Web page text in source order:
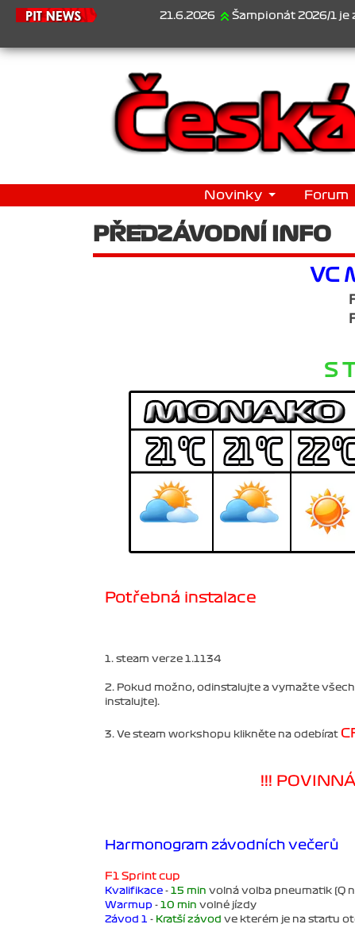
21.6.2026 Šampionát 2026/1 je za
Novinky Forum
PŘEDZÁVODNÍ INFO
VC
S
Potřebná instalace
1. steam verze 1.1134
2. Pokud možno, odinstalujte a vymažte
instalujte).
3. Ve steam workshopu klikněte na odebírat
!!!
Harmonogram závodních večerů
F1 Sprint cup
Kvalifikace - 15 min volná volba pneumatik (Q
Warmup - 10 min volné jízdy
Závod 1 - Kratší závod ve kterém je na startu